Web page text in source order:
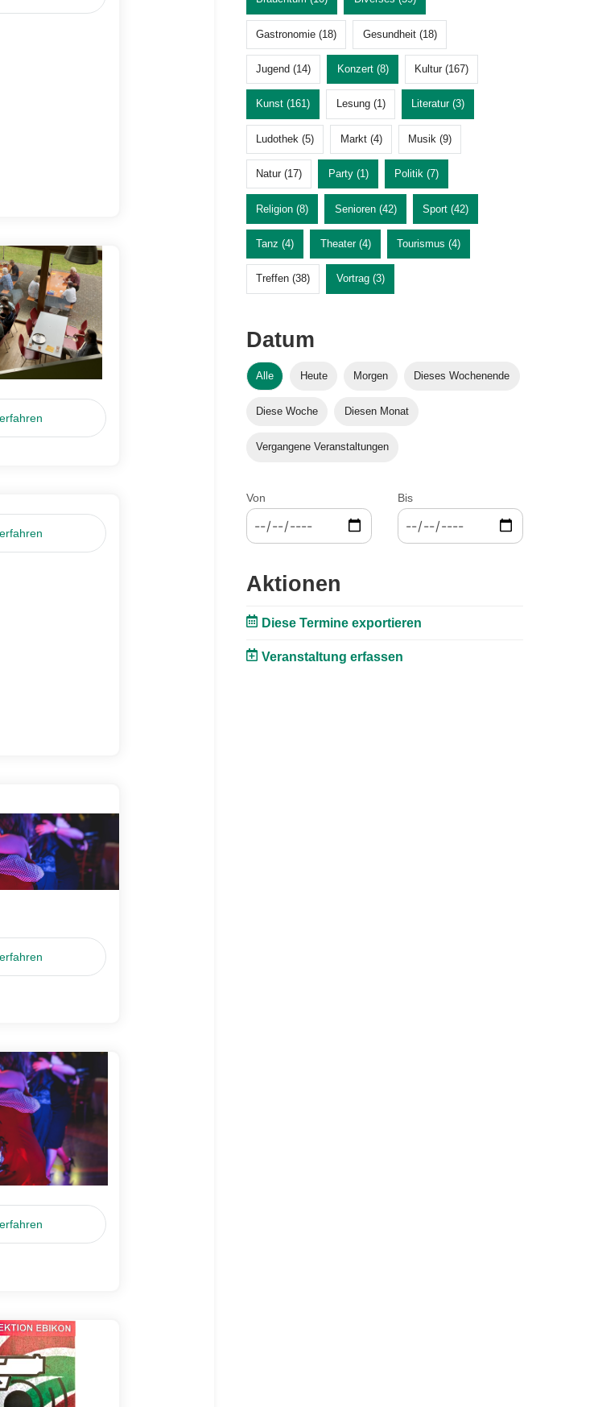
Gastronomie (18) Gesundheit (18)
Jugend (14) Konzert (8) Kultur (167)
Kunst (161) Lesung (1) Literatur (3)
Ludothek (5) Markt (4) Musik (9)
Natur (17) Party (1) Politik (7)
Religion (8) Senioren (42) Sport (42)
Tanz (4) Theater (4) Tourismus (4)
Treffen (38) Vortrag (3)
Datum
Alle Heute Morgen Dieses Wochenende
Diese Woche Diesen Monat
Vergangene Veranstaltungen
Von Bis
Aktionen
Diese Termine exportieren
Veranstaltung erfassen